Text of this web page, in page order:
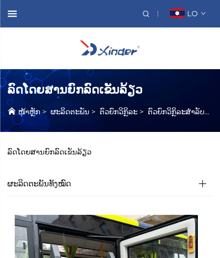
LO
ລົດໂດຍສານຍົກລົດເຂັນລ້ຽວ
ໜ້າຫຼັກ> ຜະລິດຕະພັນ > ຕົວຍົກວິກຼິລະ > ຕົວຍົກວິກຼິລະສຳລັບລົດໂດຍສານ
ລົດໂດຍສານຍົກລົດເຂັນລ້ຽວ
ຜະລິດຕະພັນທັງໝົດ